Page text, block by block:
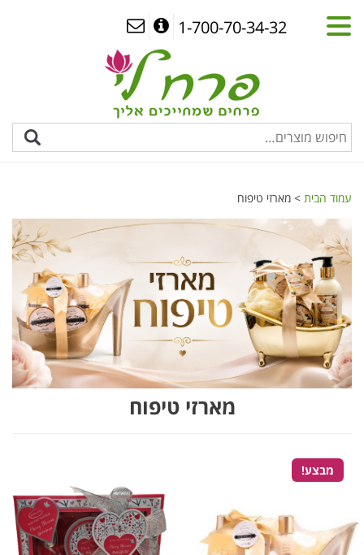
1-700-70-34-32
עמוד הבית > מארזי טיפוח
מארזי טיפוח
מבצע!